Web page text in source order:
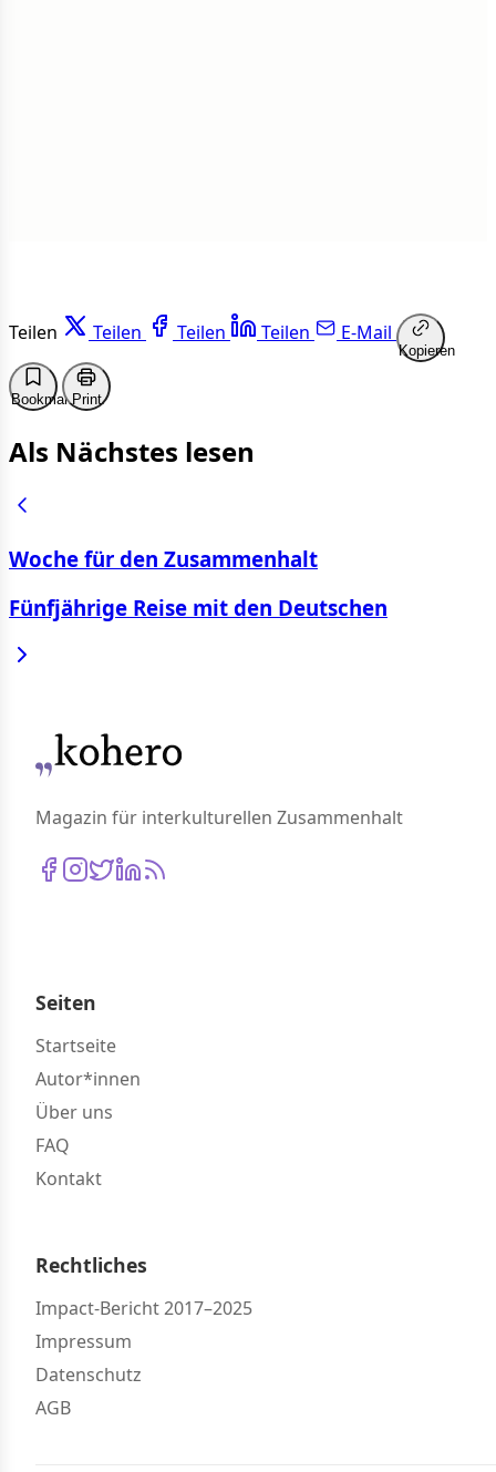
Teilen Teilen Teilen Teilen E-Mail
Kopieren
BookmarkPrint
Als Nächstes lesen
Woche für den Zusammenhalt
Fünfjährige Reise mit den Deutschen
Magazin für interkulturellen Zusammenhalt
Seiten
Startseite
Autor*innen
Über uns
FAQ
Kontakt
Rechtliches
Impact-Bericht 2017–2025
Impressum
Datenschutz
AGB